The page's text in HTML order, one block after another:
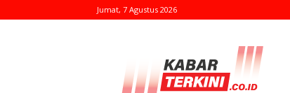
Jumat, 7 Agustus 2026
kabarterkini.co.id